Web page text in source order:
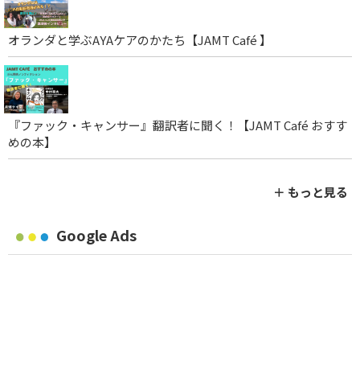
オランダと学ぶAYAケアのかたち【JAMT Café 】
『ファック・キャンサー』翻訳者に聞く！【JAMT Café おすす
めの本】
＋ もっと見る
Google Ads